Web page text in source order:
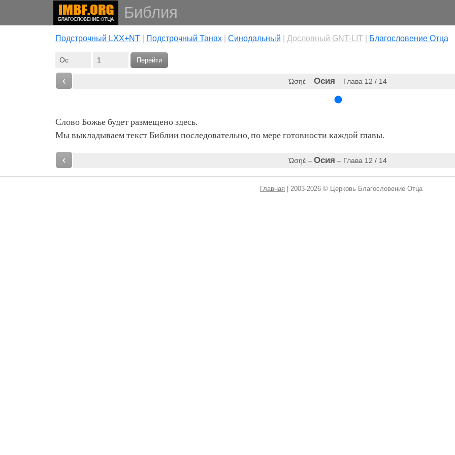
Библия
Подстрочный LXX+NT| Подстрочный Танах| Cинодальный Дословный GNT-LIT| Благословение Отца
Перейти
‹ Ὠσηέ –Осия – Глава 12 / 14
Слово Божье будет размещено здесь.
Мы выкладываем текст Библии последовательно, по мере готовности каждой главы.
‹ Ὠσηέ –Осия – Глава 12 / 14
Главная | 2003-2026 © Церковь Благословение Отца